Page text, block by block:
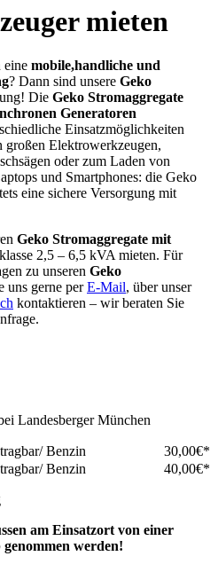
mieten
eine mobile,handliche und
? Dann sind unsere Geko
Die Geko Stromaggregate
Generatoren
Einsatzmöglichkeiten
Elektrowerkzeugen,
oder zum Laden von
und Smartphones: die Geko
eine sichere Versorgung mit
Geko Stromaggregate mit
2,5 – 6,5 kVA mieten. Für
zu unseren Geko
uns gerne perE-Mail, über unser
kontaktieren – wir beraten Sie
Benzin
30,00€*
Benzin
40,00€*
am Einsatzort von einer
werden!